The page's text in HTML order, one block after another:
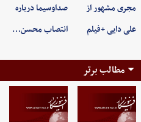
مجری مشهور از
علی دایی +فیلم
صداوسیما درباره
انتصاب محسن…
مطالب برتر